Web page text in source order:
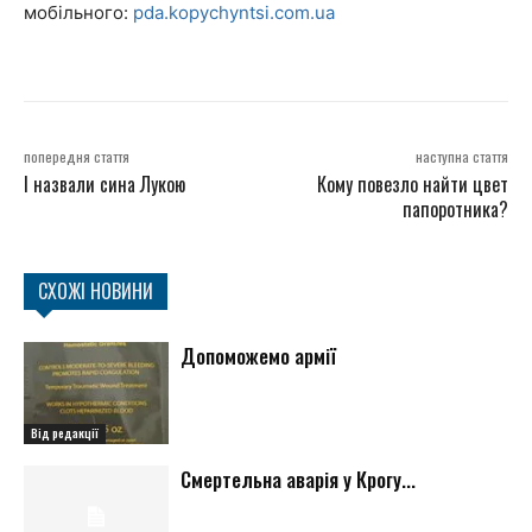
мобільного: pda.kopychyntsi.com.ua
попередня стаття
І назвали сина Лукою
наступна стаття
Кому повезло найти цвет
папоротника?
СХОЖІ НОВИНИ
Від редакції
Допоможемо армії
Смертельна аварія у Крогу...